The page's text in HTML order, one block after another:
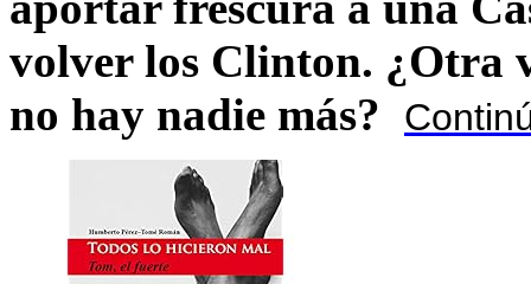
volver los Clinton. ¿Otra
no hay nadie más?